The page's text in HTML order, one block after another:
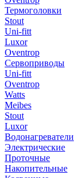
Термоголовки
Stout
Uni-fitt
Luxor
Oventrop
Сервоприводы
Uni-fitt
Oventrop
Watts
Meibes
Stout
Luxor
Водонагреватели
Электрические
Проточные
Накопительные